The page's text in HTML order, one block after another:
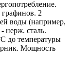
2
воды (например,
нерж. сталь.
до температуры
Мощность